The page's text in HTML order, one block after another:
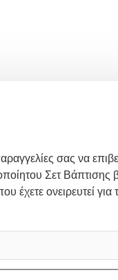
σας να
Σετ Βάπτισης
έχετε ονειρευτεί για